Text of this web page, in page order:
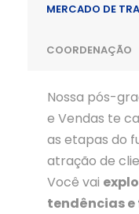
MERCADO DE
COORDENAÇÃO
Nossa pós-
e Vendas te
as etapas do
atração de
Você vai
tendências